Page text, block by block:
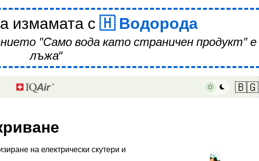
измамата с Водорода
"Само вода като страничен продукт" е
лъжа
🇧🇬
на електрически скутери и